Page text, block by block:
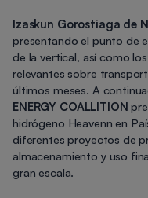
Izaskun Gorostiaga de
presentando el punto de
de la vertical, así como
relevantes sobre
últimos meses. A
ENERGY COALLITION
hidrógeno Heavenn en
diferentes proyectos de
almacenamiento y uso
gran escala.